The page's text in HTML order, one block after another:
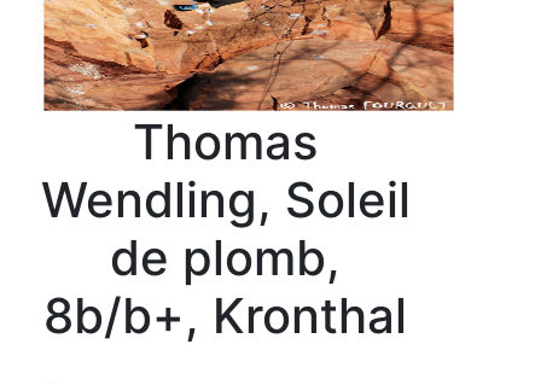
Thomas
Wendling, Soleil
de plomb,
8b/b+, Kronthal